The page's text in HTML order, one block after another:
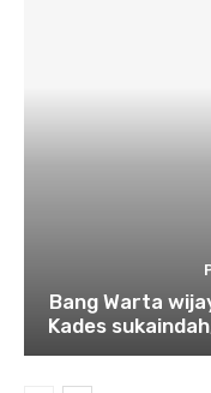
Bang Warta
Kades